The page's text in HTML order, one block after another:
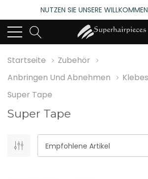
NUTZEN SIE UNSERE
4.6
(485 bewertungen)
NUTZEN SIE UNSERE
Startseite
Zubehör
Anbringen Und Abnehmen
Super Tape
Super Tape